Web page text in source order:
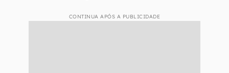
CONTINUA APÓS A PUBLICIDADE